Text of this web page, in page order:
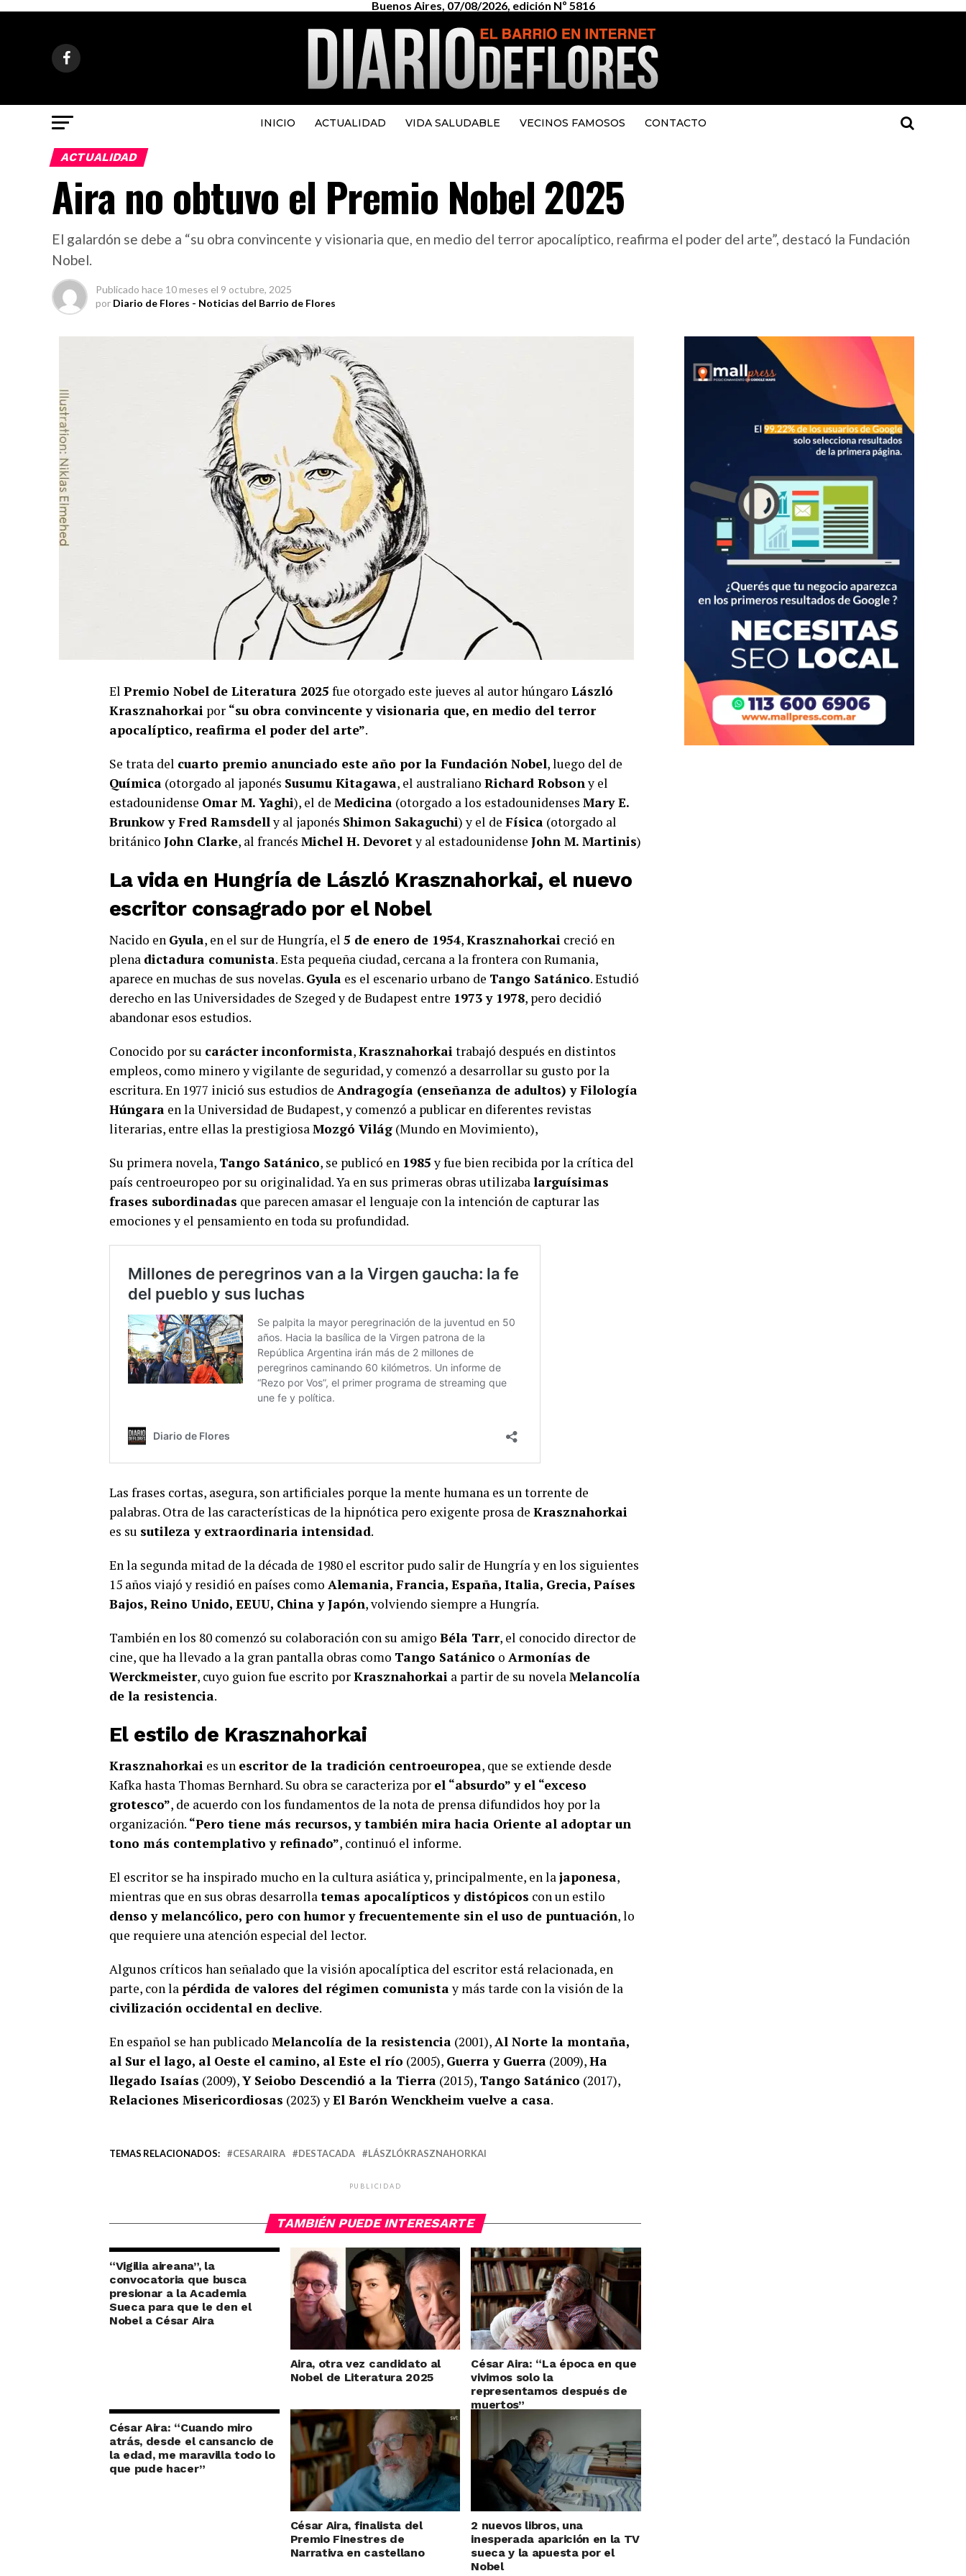
Buenos Aires, 07/08/2026, edición Nº 5816
INICIO ACTUALIDAD VIDA SALUDABLE VECINOS FAMOSOS CONTACTO
ACTUALIDAD
Aira no obtuvo el Premio Nobel 2025
El galardón se debe a “su obra convincente y visionaria que, en medio del terror apocalíptico, reafirma el poder del arte”, destacó la Fundación
Nobel.
Publicado hace 10 meses el 9 octubre, 2025
por Diario de Flores - Noticias del Barrio de Flores
El Premio Nobel de Literatura 2025 fue otorgado este jueves al autor húngaro László
Krasznahorkai por “su obra convincente y visionaria que, en medio del terror
apocalíptico, reafirma el poder del arte”.
Se trata del cuarto premio anunciado este año por la Fundación Nobel, luego del de
Química (otorgado al japonés Susumu Kitagawa, el australiano Richard Robsony el
estadounidense Omar M. Yaghi), el de Medicina (otorgado a los estadounidenses Mary E.
Brunkow y Fred Ramsdelly al japonés Shimon Sakaguchi) y el de Física (otorgado al
británico John Clarke, al francés Michel H. Devorety al estadounidense John M. Martinis)
La vida en Hungría de László Krasznahorkai, el nuevo
escritor consagrado por el Nobel
Nacido en Gyula, en el sur de Hungría, el 5 de enero de 1954,Krasznahorkai creció en
plena dictadura comunista. Esta pequeña ciudad, cercana a la frontera con Rumania,
aparece en muchas de sus novelas. Gyula es el escenario urbano de Tango Satánico. Estudió
derecho en las Universidades de Szeged y de Budapest entre 1973 y 1978, pero decidió
abandonar esos estudios.
Conocido por su carácter inconformista,Krasznahorkaitrabajó después en distintos
empleos, como minero y vigilante de seguridad, y comenzó a desarrollar su gusto por la
escritura. En 1977 inició sus estudios de Andragogía (enseñanza de adultos) y Filología
Húngara en la Universidad de Budapest, y comenzó a publicar en diferentes revistas
literarias, entre ellas la prestigiosaMozgó Világ (Mundo en Movimiento),
Su primera novela, Tango Satánico, se publicó en 1985y fue bien recibida por la crítica del
país centroeuropeo por su originalidad. Ya en sus primeras obras utilizabalarguísimas
frases subordinadas que parecen amasar el lenguaje con la intención de capturar las
emociones y el pensamiento en toda su profundidad.
Las frases cortas, asegura, son artificiales porque la mente humana es un torrente de
palabras. Otra de las características de la hipnótica pero exigente prosa de Krasznahorkai
es su sutileza y extraordinaria intensidad.
En la segunda mitad de la década de 1980 el escritor pudo salir de Hungría y en los siguientes
15 años viajó y residió en países como Alemania, Francia, España, Italia, Grecia, Países
Bajos, Reino Unido, EEUU, China y Japón, volviendo siempre a Hungría.
También en los 80 comenzó su colaboración con su amigo Béla Tarr, el conocido director de
cine, que ha llevado a la gran pantalla obras como Tango Satánico o Armonías de
Werckmeister, cuyo guion fue escrito porKrasznahorkai a partir de su novelaMelancolía
de la resistencia.
El estilo de Krasznahorkai
Krasznahorkai es un escritor de la tradición centroeuropea, que se extiende desde
Kafka hasta Thomas Bernhard. Su obra se caracteriza por el “absurdo” y el “exceso
grotesco”, de acuerdo con los fundamentos de la nota de prensa difundidos hoy por la
organización. “Pero tiene más recursos, y también mira hacia Oriente al adoptar un
tono más contemplativo y refinado”, continuó el informe.
El escritor se ha inspirado mucho en la cultura asiática y, principalmente, en lajaponesa,
mientras que en sus obras desarrollatemas apocalípticos y distópicos con un estilo
denso y melancólico, pero con humor y frecuentemente sin el uso de puntuación, lo
que requiere una atención especial del lector.
Algunos críticos han señalado que la visión apocalíptica del escritor está relacionada, en
parte, con la pérdida de valores del régimen comunistay más tarde con la visión de la
civilización occidental en declive.
En español se han publicado Melancolía de la resistencia (2001),Al Norte la montaña,
al Sur el lago, al Oeste el camino, al Este el río (2005), Guerra y Guerra (2009),Ha
llegado Isaías (2009),Y Seiobo Descendió a la Tierra (2015), Tango Satánico (2017),
Relaciones Misericordiosas (2023) yEl Barón Wenckheim vuelve a casa.
TEMAS RELACIONADOS: CESARAIRA DESTACADA LÁSZLÓKRASZNAHORKAI
PUBLICIDAD
TAMBIÉN PUEDE INTERESARTE
“Vigilia aireana”, la
convocatoria que busca
presionar a la Academia
Sueca para que le den el
Nobel a César Aira
Aira, otra vez candidato al
Nobel de Literatura 2025
César Aira: “La época en que
vivimos solo la
representamos después de
muertos”
César Aira: “Cuando miro
atrás, desde el cansancio de
la edad, me maravilla todo lo
que pude hacer”
César Aira, finalista del
Premio Finestres de
Narrativa en castellano
2 nuevos libros, una
inesperada aparición en la TV
sueca y la apuesta por el
Nobel